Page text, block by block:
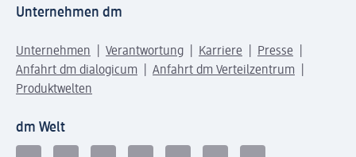
Unternehmen dm
Unternehmen Verantwortung Karriere
Presse
Anfahrt dm dialogicum
Anfahrt dm Verteilzentrum
Produktwelten
dm Welt